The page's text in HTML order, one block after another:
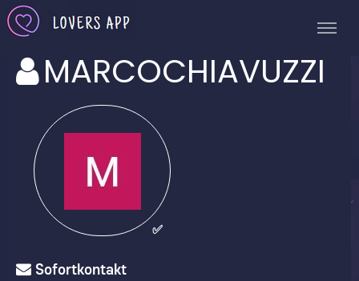
MARCOCHIAVUZZI
✅
Sofortkontakt